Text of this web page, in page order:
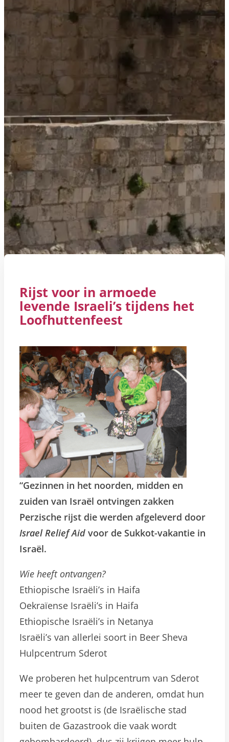
Rijst voor in armoede
levende Israeli’s tijdens het
Loofhuttenfeest
“Gezinnen in het noorden, midden en
zuiden van Israël ontvingen zakken
Perzische rijst die werden afgeleverd door
Israel Relief Aid voor de Sukkot-vakantie in
Israël.
Wie heeft ontvangen?
Ethiopische Israëli’s in Haifa
Oekraïense Israëli’s in Haifa
Ethiopische Israëli’s in Netanya
Israëli’s van allerlei soort in Beer Sheva
Hulpcentrum Sderot
We proberen het hulpcentrum van Sderot
meer te geven dan de anderen, omdat hun
nood het grootst is (de Israëlische stad
buiten de Gazastrook die vaak wordt